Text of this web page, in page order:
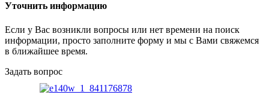
Уточнить информацию
Если у Вас возникли вопросы или нет времени на поиск
информации, просто заполните форму и мы с Вами свяжемся
в ближайшее время.
Задать вопрос